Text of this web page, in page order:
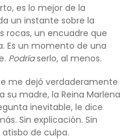
es lo mejor de la
un instante sobre la
rocas, un encuadre que
Es un momento de una
Podríaserlo, al menos.
me dejó verdaderamente
su madre, la Reina Marlena
inevitable, le dice
Sin explicación. Sin
de culpa.